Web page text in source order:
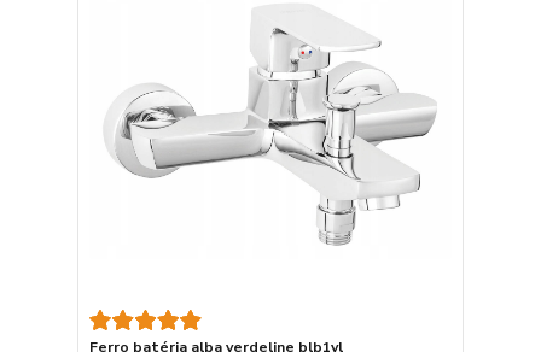
Ferro batéria alba verdeline blb1vl